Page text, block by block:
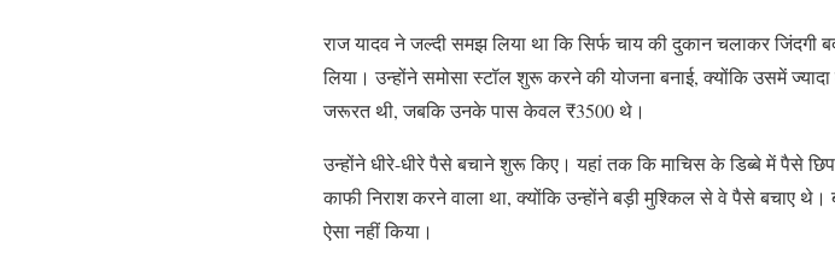
राज यादव ने जल्दी समझ लिया था कि सिर्फ चाय की दुकान चलाकर
लिया। उन्होंने समोसा स्टॉल शुरू करने की योजना बनाई, क्योंकि उसमें
जरूरत थी, जबकि उनके पास केवल ₹3500 थे।
उन्होंने धीरे-धीरे पैसे बचाने शुरू किए। यहां तक कि माचिस के डिब्बे में पैसे
काफी निराश करने वाला था, क्योंकि उन्होंने बड़ी मुश्किल से वे पैसे बचाए
ऐसा नहीं किया।